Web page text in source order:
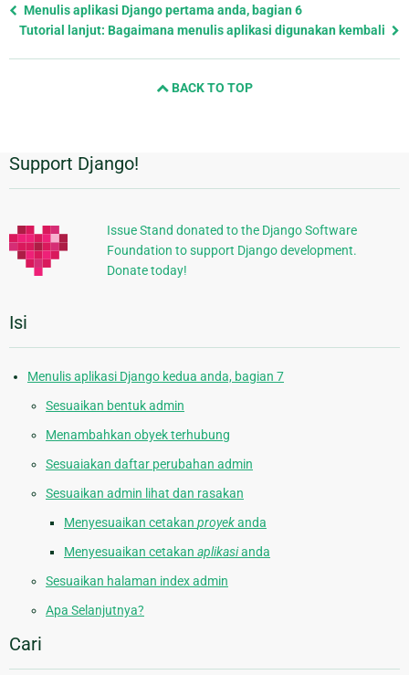
Previous
page
Menulis aplikasi Django pertama anda, bagian 6
Tutorial lanjut: Bagaimana menulis aplikasi digunakan kembali
BACK TO TOP
Informasi
Tambahan
Support Django!
Issue Stand donated to the Django Software
Foundation to support Django development.
Donate today!
Isi
Menulis aplikasi Django kedua anda, bagian 7
Sesuaikan bentuk admin
Menambahkan obyek terhubung
Sesuaiakan daftar perubahan admin
Sesuaikan admin lihat dan rasakan
Menyesuaikan cetakan proyekanda
Menyesuaikan cetakan aplikasianda
Sesuaikan halaman index admin
Apa Selanjutnya?
Cari